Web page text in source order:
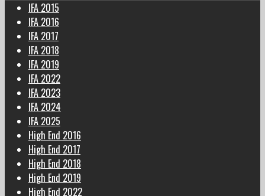
IFA 2015
IFA 2016
IFA 2017
IFA 2018
IFA 2019
IFA 2022
IFA 2023
IFA 2024
IFA 2025
High End 2016
High End 2017
High End 2018
High End 2019
High End 2022